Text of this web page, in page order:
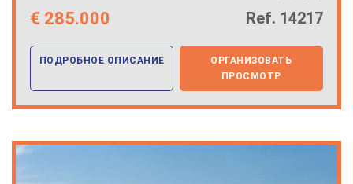
€ 285.000 Ref. 14217
ПОДРОБНОЕ ОПИСАНИЕ
ОРГАНИЗОВАТЬ
ПРОСМОТР